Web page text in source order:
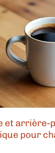
et arrière-
pour